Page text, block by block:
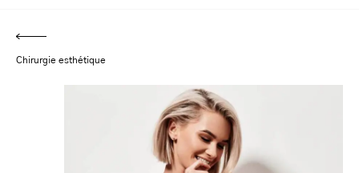
Chirurgie esthétique